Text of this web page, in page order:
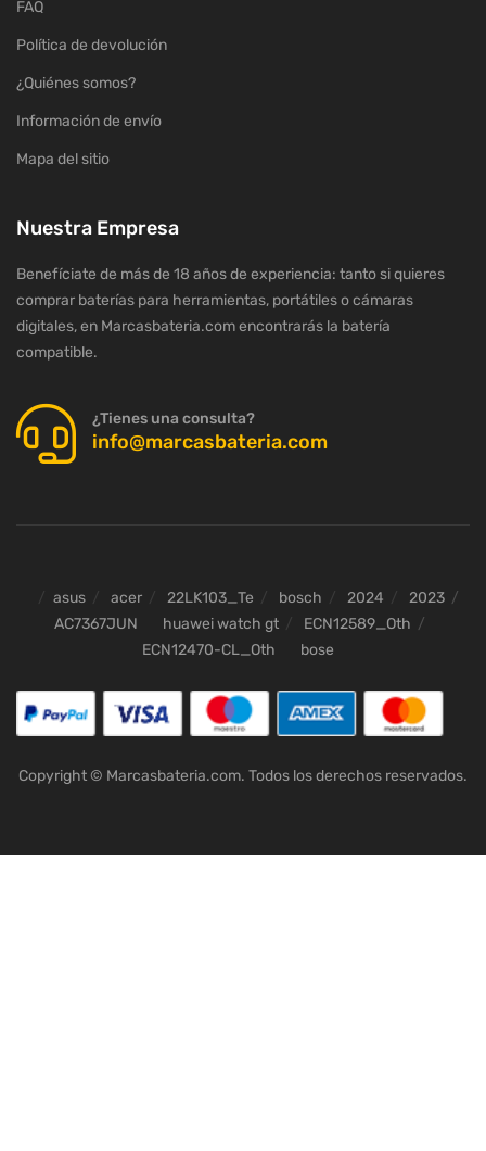
FAQ
Política de devolución
¿Quiénes somos?
Información de envío
Mapa del sitio
Nuestra Empresa
Benefíciate de más de 18 años de experiencia: tanto si quieres
comprar baterías para herramientas, portátiles o cámaras
digitales, en Marcasbateria.com encontrarás la batería
compatible.
¿Tienes una consulta?
info@marcasbateria.com
asus acer 22LK103_Te bosch 2024
2023
AC7367JUN
huawei watch gt
ECN12589_Oth
ECN12470-CL_Oth
bose
Copyright © Marcasbateria.com. Todos los derechos reservados.